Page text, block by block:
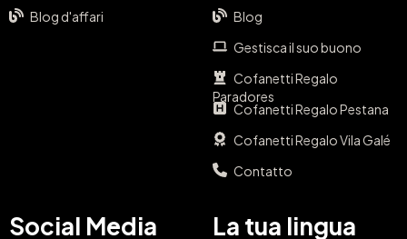
Blog d'affari
Blog
Gestisca il suo buono
Cofanetti Regalo
Paradores
Cofanetti Regalo Pestana
Cofanetti Regalo Vila Galé
Contatto
Social Media La tua lingua